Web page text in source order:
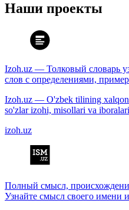
Наши проекты
Izoh.uz — Толковый словарь
слов с определениями,
Izoh.uz — O'zbek tilining
so'zlar izohi, misollari va
izoh.uz
Полный смысл,
Узнайте смысл своего имени